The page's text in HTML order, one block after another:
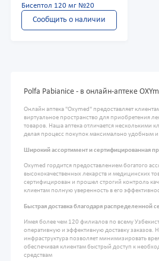
Бисептол 120 мг №20
Сообщить о наличии
Polfa Pabianice - в онлайн-аптеке
Онлайн аптека "Oxymed" предоставляет
виртуальное пространство для приобретения
товаров. Наша аптека отличается несколькими
делая процесс покупок максимально удобным
Широкий ассортимент и сертифицированная
Oxymed гордится предоставлением богатого
высококачественных лекарств и медицинских
сертифицирован и прошел строгий контроль
клиентам полную уверенность в его
Быстрая доставка благодаря распределенной
Имея более чем 120 филиалов по всему
оперативную и эффективную доставку заказов.
инфраструктура позволяет минимизировать
обеспечивая клиентам быстрый доступ к
средствам